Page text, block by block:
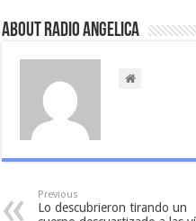
About Radio Angelica
Previous
Lo descubrieron tirando un